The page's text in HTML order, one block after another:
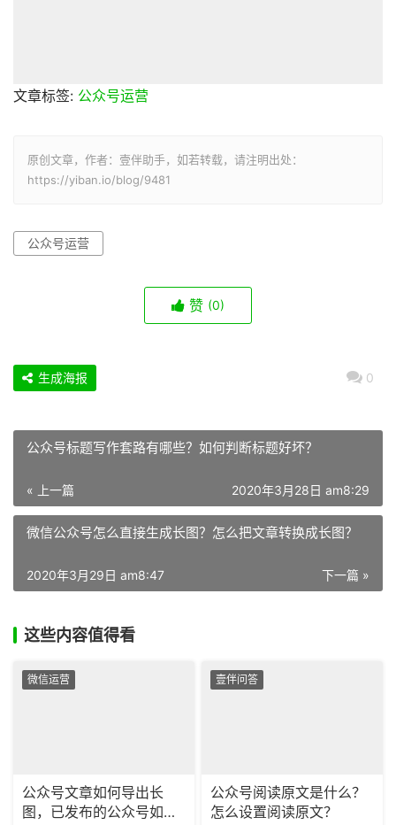
文章标签: 公众号运营
原创文章，作者：壹伴助手，如若转载，请注明出处：
https://yiban.io/blog/9481
公众号运营
赞 (0)
0
生成海报
公众号标题写作套路有哪些？如何判断标题好坏？
« 上一篇 2020年3月28日 am8:29
微信公众号怎么直接生成长图？怎么把文章转换成长图？
下一篇 »
2020年3月29日 am8:47
这些内容值得看
微信运营
公众号文章如何导出长
图，已发布的公众号如何
壹伴问答
公众号阅读原文是什么？
怎么设置阅读原文？